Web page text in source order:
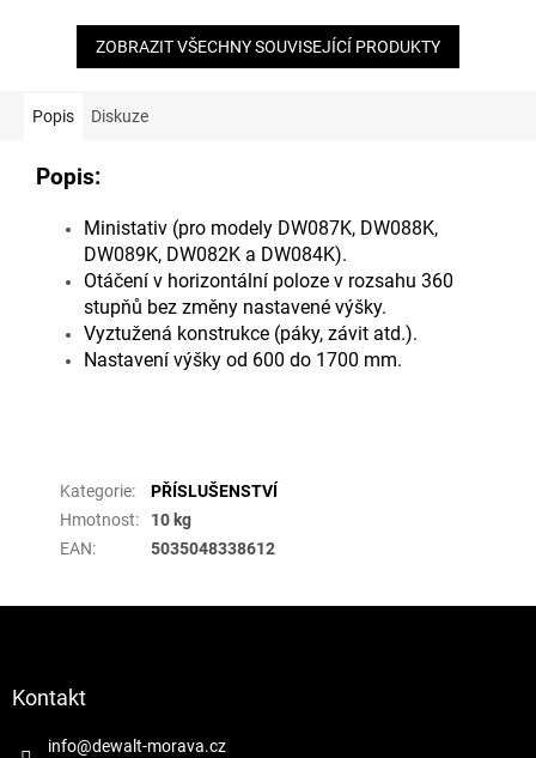
ZOBRAZIT VŠECHNY SOUVISEJÍCÍ PRODUKTY
Popis Diskuze
Popis:
Ministativ (pro modely DW087K, DW088K,
DW089K, DW082K a DW084K).
Otáčení v horizontální poloze v rozsahu 360
stupňů bez změny nastavené výšky.
Vyztužená konstrukce (páky, závit atd.).
Nastavení výšky od 600 do 1700 mm.
Kategorie:
PŘÍSLUŠENSTVÍ
Hmotnost:
10 kg
EAN: 5035048338612
Kontakt
info@dewalt-morava.cz